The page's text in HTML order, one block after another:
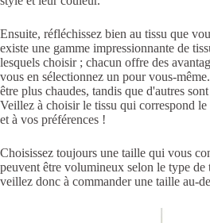
Ensuite, réfléchissez bien au tissu que
existe une gamme impressionnante de
lesquels choisir ; chacun offre des
vous en sélectionnez un pour vous-même.
être plus chaudes, tandis que d'autres
Veillez à choisir le tissu qui correspond
et à vos préférences !
Choisissez toujours une taille qui vous
peuvent être volumineux selon le type de
veillez donc à commander une taille au-